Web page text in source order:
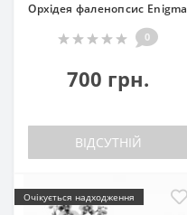
Орхідея фаленопсис Enigma
0
700 грн.
ВІДСУТНІЙ
Очікується надходження